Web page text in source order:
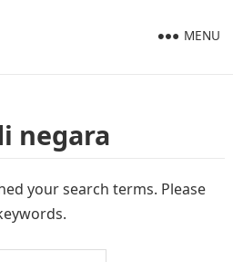
MENU
negara
your search terms. Please